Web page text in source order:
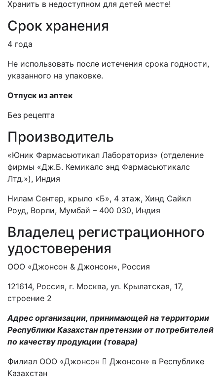
Хранить в недоступном для детей месте!
Срок хранения
4 года
Не использовать после истечения срока годности,
указанного на упаковке.
Отпуск из аптек
Без рецепта
Производитель
«Юник Фармасьютикал Лабораториз» (отделение
фирмы «Дж.Б. Кемикалс энд Фармасьютикалс
Лтд.»), Индия
Нилам Сентер, крыло «Б», 4 этаж, Хинд Сайкл
Роуд, Ворли, Мумбай – 400 030, Индия
Владелец регистрационного
удостоверения
ООО «Джонсон & Джонсон», Россия
121614, Россия, г. Москва, ул. Крылатская, 17,
строение 2
Адрес организации, принимающей на территории
Республики Казахстан претензии от потребителей
по качеству продукции (товара)
Филиал ООО «Джонсон  Джонсон» в Республике
Казахстан